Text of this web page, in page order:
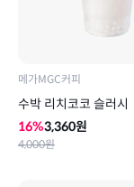
메가MGC커피
수박 리치코코 슬러시
16%3,360원
4,000원